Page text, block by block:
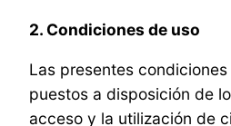
2. Condiciones de uso
Las presentes
puestos a disposición de
acceso y la utilización de